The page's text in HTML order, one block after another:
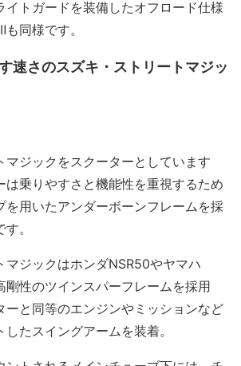
イトガードを装備したオフロード仕様
同様です。
速さのスズキ・ストリートマジッ
マジックをスクーターとしています
は乗りやすさと機能性を重視するため
を用いたアンダーボーンフレームを採
。
マジックはホンダNSR50やヤマハ
性のツインスパーフレームを採用
ーと同等のエンジンやミッションなど
たスイングアームを装着。